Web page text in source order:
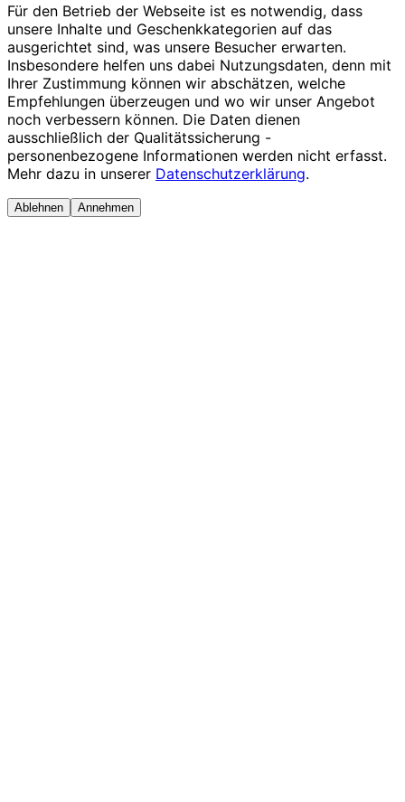
Für den Betrieb der Webseite ist es notwendig, dass
unsere Inhalte und Geschenkkategorien auf das
ausgerichtet sind, was unsere Besucher erwarten.
Insbesondere helfen uns dabei Nutzungsdaten, denn mit
Ihrer Zustimmung können wir abschätzen, welche
Empfehlungen überzeugen und wo wir unser Angebot
noch verbessern können. Die Daten dienen
ausschließlich der Qualitätssicherung -
personenbezogene Informationen werden nicht erfasst.
Mehr dazu in unserer Datenschutzerklärung.
Ablehnen Annehmen